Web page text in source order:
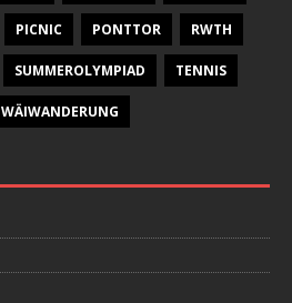
PICNIC PONTTOR RWTH
SUMMEROLYMPIAD TENNIS
WÄIWANDERUNG